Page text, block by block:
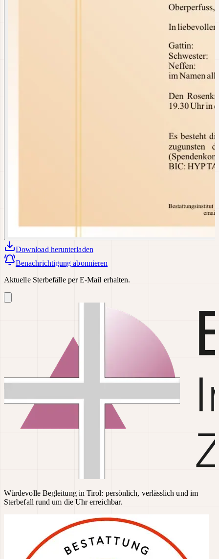
Download herunterladen
Benachrichtigung abonnieren
Aktuelle Sterbefälle per E-Mail erhalten.
Würdevolle Begleitung in Tirol: persönlich, verlässlich und im
Sterbefall rund um die Uhr erreichbar.